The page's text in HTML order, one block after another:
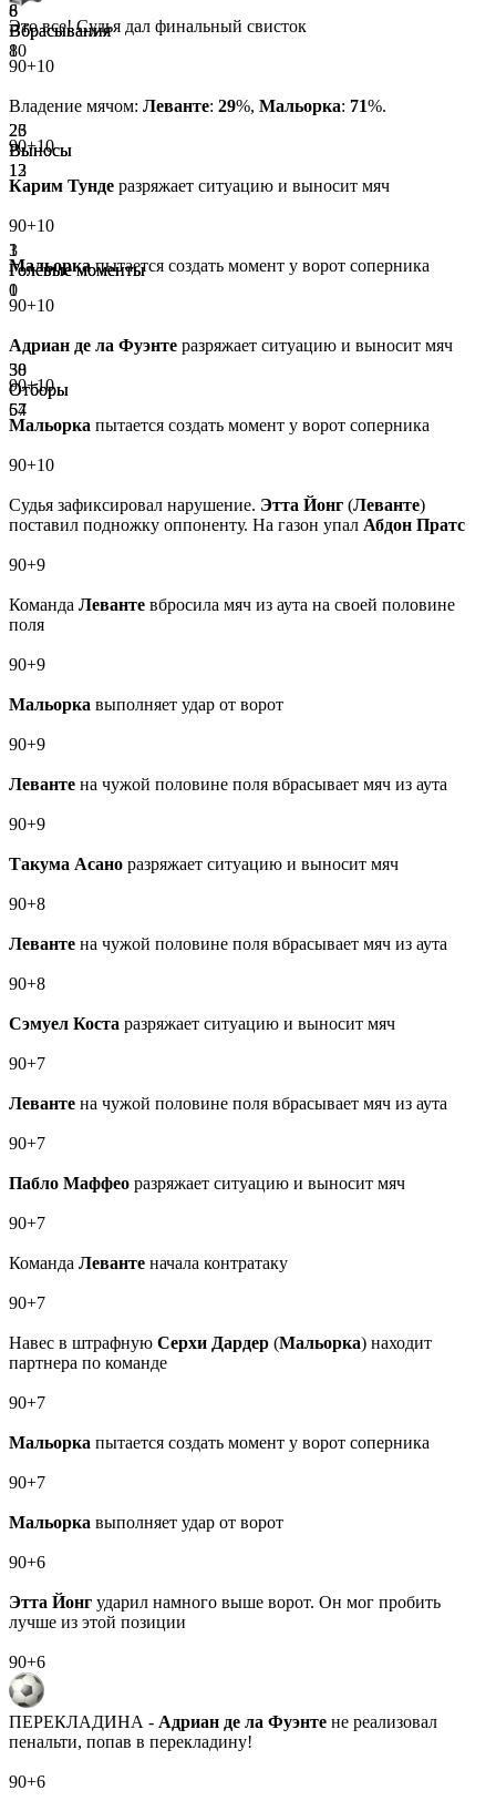
8
Вбрасывания
10
23
Выносы
13
1
Голевые моменты
1
38
Отборы
57
6
Вбрасывания
8
26
Выносы
12
3
Голевые моменты
0
50
Отборы
64
Это все! Судья дал финальный свисток
90+10
Владение мячом: Леванте: 29%, Мальорка: 71%.
90+10
Карим Тунде разряжает ситуацию и выносит мяч
90+10
Мальоркапытается создать момент у ворот соперника
90+10
Адриан де ла Фуэнте разряжает ситуацию и выносит мяч
90+10
Мальорка пытается создать момент у ворот соперника
90+10
Судья зафиксировал нарушение. Этта Йонг (Леванте)
поставил подножку оппоненту. На газон упал Абдон Пратс
90+9
Команда Леванте вбросила мяч из аута на своей половине
поля
90+9
Мальорка выполняет удар от ворот
90+9
Леванте на чужой половине поля вбрасывает мяч из аута
90+9
Такума Асано разряжает ситуацию и выносит мяч
90+8
Леванте на чужой половине поля вбрасывает мяч из аута
90+8
Сэмуел Коста разряжает ситуацию и выносит мяч
90+7
Леванте на чужой половине поля вбрасывает мяч из аута
90+7
Пабло Маффео разряжает ситуацию и выносит мяч
90+7
Команда Леванте начала контратаку
90+7
Навес в штрафную Серхи Дардер (Мальорка) находит
партнера по команде
90+7
Мальорка пытается создать момент у ворот соперника
90+7
Мальорка выполняет удар от ворот
90+6
Этта Йонг ударил намного выше ворот. Он мог пробить
лучше из этой позиции
90+6
ПЕРЕКЛАДИНА - Адриан де ла Фуэнте не реализовал
пенальти, попав в перекладину!
90+6